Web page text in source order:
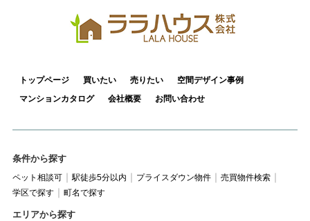
来店予約
トップページ 買いたい 売りたい
空間デザイン事例
マンションカタログ
会社概要 お問い合わせ
条件から探す
ペット相談可 駅徒歩5分以内 プライスダウン物件
売買物件検索
学区で探す
町名で探す
エリアから探す